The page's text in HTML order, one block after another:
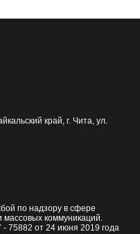
край, г. Чита, ул.
по надзору в сфере
коммуникаций.
75882 от 24 июня 2019 года